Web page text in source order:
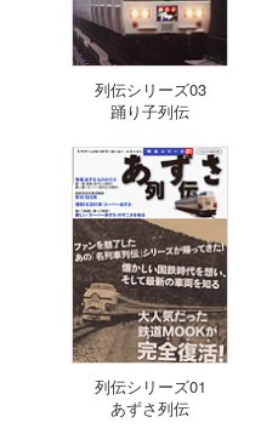
列伝シリーズ03
踊り子列伝
列伝シリーズ01
あずさ列伝